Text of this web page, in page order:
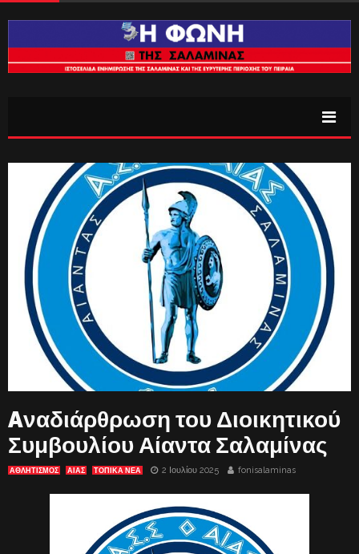
Aναδιάρθρωση του Διοικητικού
Συμβουλίου Αίαντα Σαλαμίνας
ΑΘΛΗΤΙΣΜΟΣ ΑΊΑΣ ΤΟΠΙΚΑ ΝΕΑ 2 Ιουλίου 2025 fonisalaminas